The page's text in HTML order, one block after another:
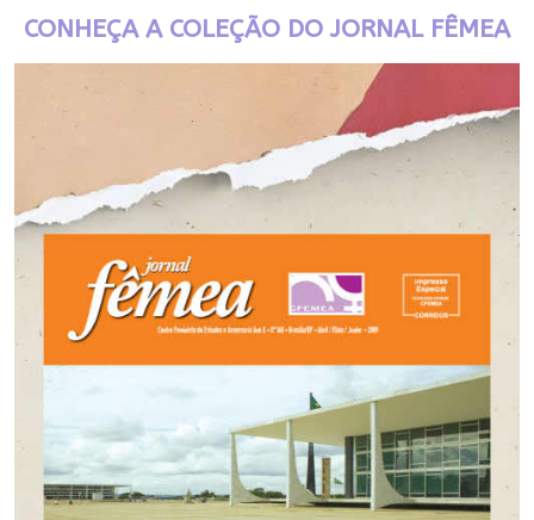
CONHEÇA A COLEÇÃO DO JORNAL FÊMEA